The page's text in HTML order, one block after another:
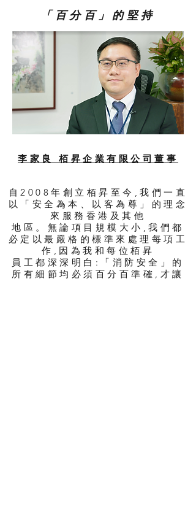
「百分百」的堅持
李家良 栢昇企業有限公司董事
自2008年創立栢昇至今,我們一直
以「安全為本、以客為尊」的理念
來服務香港及其他
地區。無論項目規模大小,我們都
必定以最嚴格的標準來處理每項工
作,因為我和每位栢昇
員工都深深明白:「消防安全」的
所有細節均必須百分百準確,才讓